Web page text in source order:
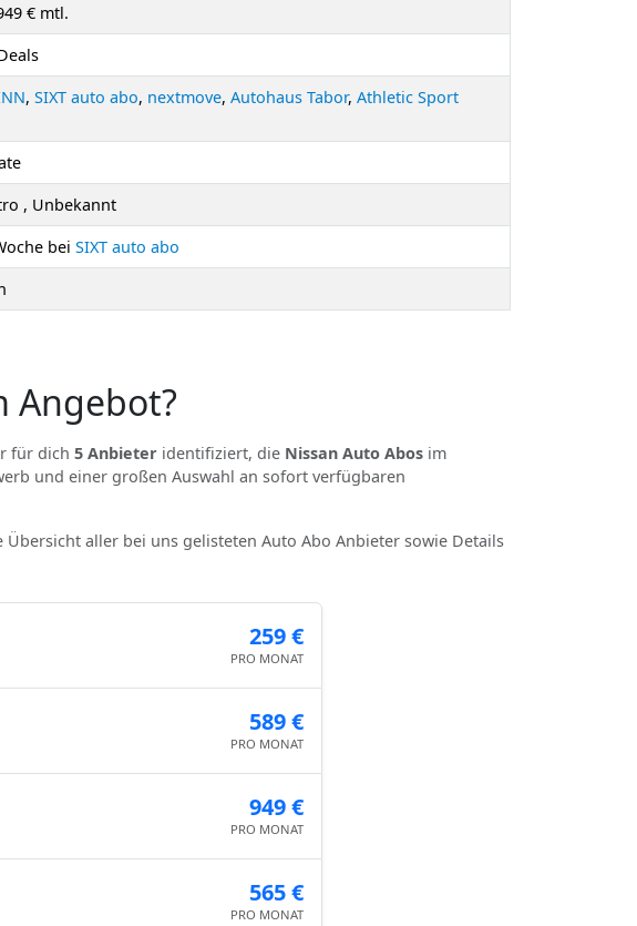
€ mtl.
, SIXT auto abo, nextmove, Autohaus Tabor, Athletic Sport
, Unbekannt
bei SIXT auto abo
Angebot?
für dich 5 Anbieter identifiziert, die Nissan Auto Abos im
und einer großen Auswahl an sofort verfügbaren
aller bei uns gelisteten Auto Abo Anbieter sowie Details
259 €
PRO MONAT
589 €
PRO MONAT
949 €
PRO MONAT
565 €
PRO MONAT